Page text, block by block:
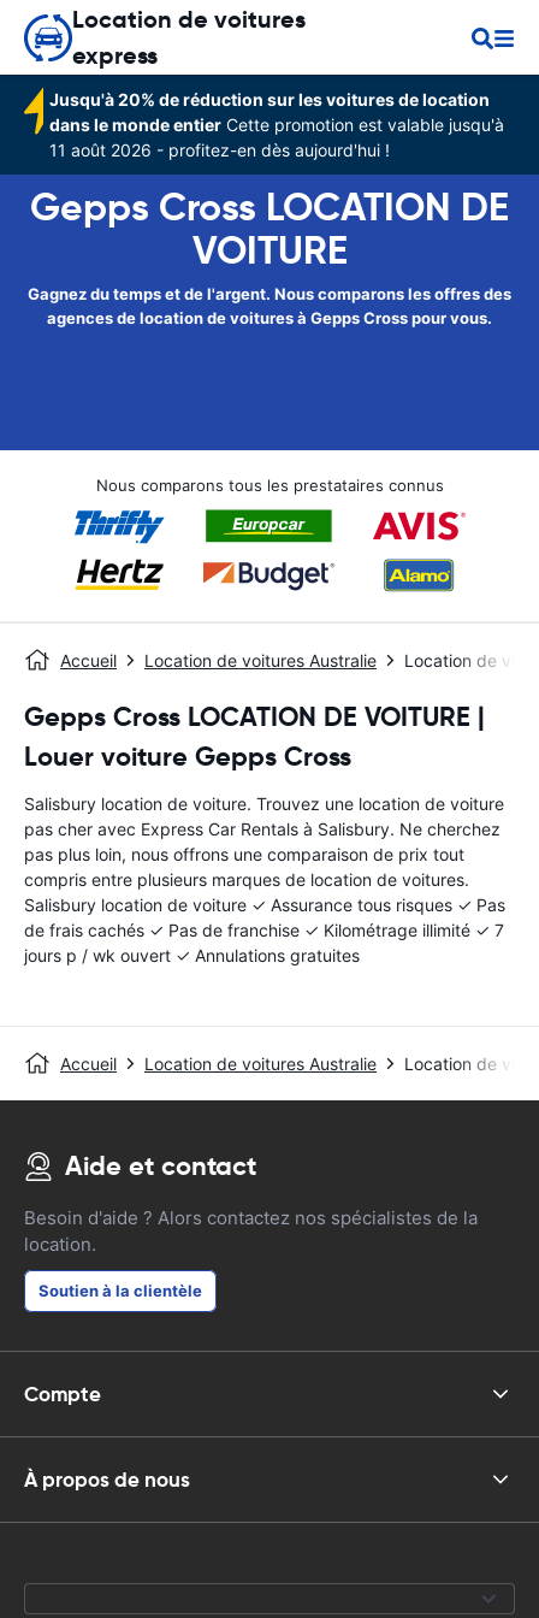
Location de voitures
express
Jusqu'à 20% de réduction sur les voitures de location
dans le monde entier Cette promotion est valable jusqu'à
11 août 2026 - profitez-en dès aujourd'hui !
Gepps Cross LOCATION DE
VOITURE
Gagnez du temps et de l'argent. Nous comparons les offres des
agences de location de voitures à Gepps Cross pour vous.
Nous comparons tous les prestataires connus
Accueil Location de voitures Australie Location de
Gepps Cross LOCATION DE VOITURE |
Louer voiture Gepps Cross
Salisbury location de voiture. Trouvez une location de voiture
pas cher avec Express Car Rentals à Salisbury. Ne cherchez
pas plus loin, nous offrons une comparaison de prix tout
compris entre plusieurs marques de location de voitures.
Salisbury location de voiture ✓ Assurance tous risques ✓ Pas
de frais cachés ✓ Pas de franchise ✓ Kilométrage illimité ✓ 7
jours p / wk ouvert ✓ Annulations gratuites
Accueil Location de voitures Australie Location de
Aide et contact
Besoin d'aide ? Alors contactez nos spécialistes de la
location.
Soutien à la clientèle
Compte
À propos de nous